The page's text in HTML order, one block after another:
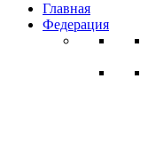
Главная
Федерация